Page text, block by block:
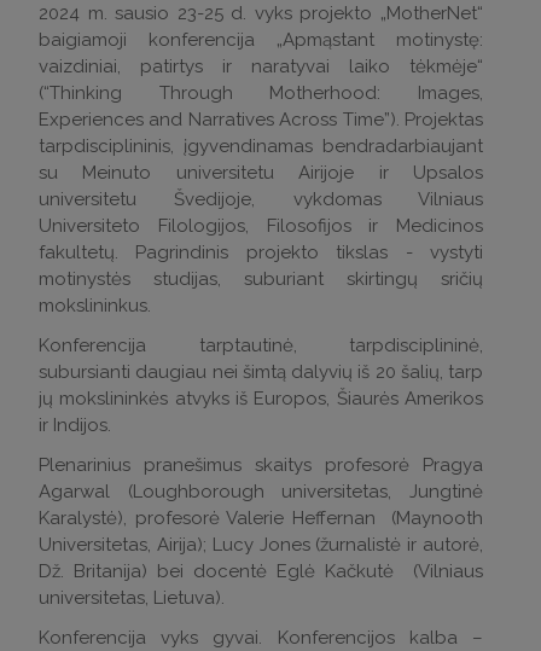
2024 m. sausio 23-25 d. vyks projekto „MotherNet“
baigiamoji konferencija „Apmąstant motinystę:
vaizdiniai, patirtys ir naratyvai laiko tėkmėje“
(“Thinking Through Motherhood: Images,
Experiences and Narratives Across Time”). Projektas
tarpdisciplininis, įgyvendinamas bendradarbiaujant
su Meinuto universitetu Airijoje ir Upsalos
universitetu Švedijoje, vykdomas Vilniaus
Universiteto Filologijos, Filosofijos ir Medicinos
fakultetų. Pagrindinis projekto tikslas - vystyti
motinystės studijas, suburiant skirtingų sričių
mokslininkus.
Konferencija tarptautinė, tarpdisciplininė,
subursianti daugiau nei šimtą dalyvių iš 20 šalių, tarp
jų mokslininkės atvyks iš Europos, Šiaurės Amerikos
ir Indijos.
Plenarinius pranešimus skaitys profesorė Pragya
Agarwal (Loughborough universitetas, Jungtinė
Karalystė), profesorė Valerie Heffernan (Maynooth
Universitetas, Airija); Lucy Jones (žurnalistė ir autorė,
Dž. Britanija) bei docentė Eglė Kačkutė (Vilniaus
universitetas, Lietuva).
Konferencija vyks gyvai. Konferencijos kalba –